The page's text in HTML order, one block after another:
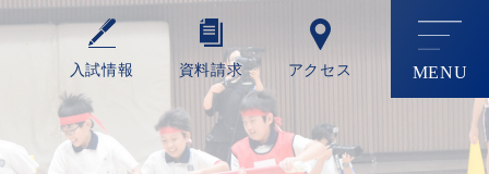
⼊試情報 資料請求 アクセス